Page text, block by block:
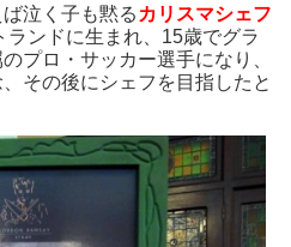
ば泣く子も黙る カリスマシェフ
ンドに生まれ、15歳でグラ
プロ・サッカー選手になり、
その後にシェフを目指したと